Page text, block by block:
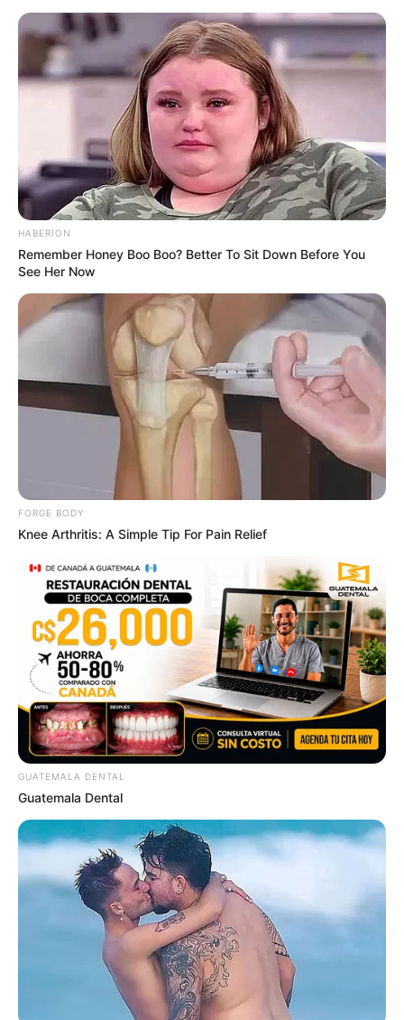
Tarantino Wants To End His Career With This
BRAINBERRIES
Why this ordinary drink is the secret to feeling
your best every day
Mysterious Roman Statue Unearthed In Toledo
BRAINBERRIES
Is The Movie "Danish Girl" A True Story?
HABERION
Remember Honey Boo Boo? Better To Sit Down Before You
See Her Now
FORGE BODY
Knee Arthritis: A Simple Tip For Pain Relief
GUATEMALA DENTAL
Guatemala Dental